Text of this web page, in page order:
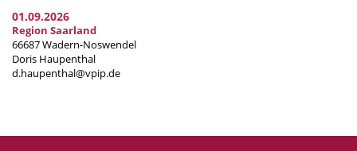
01.09.2026
Region Saarland
66687 Wadern-Noswendel
Doris Haupenthal
d.haupenthal@vpip.de